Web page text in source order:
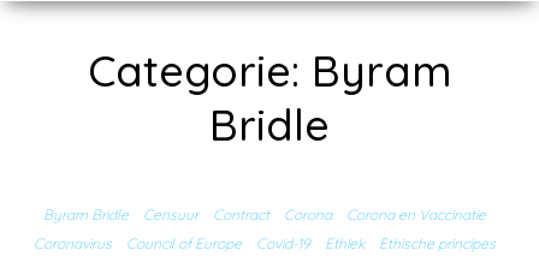
Categorie: Byram
Bridle
Byram Bridle Censuur Contract Corona
Corona en Vaccinatie
Coronavirus
Council of Europe Covid-19 Ethiek
Ethische principes